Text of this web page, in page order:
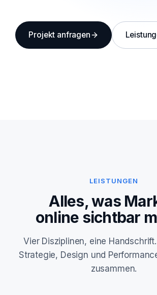
Projekt anfragen
LEISTUNGEN
Alles, was
online sichtbar
Vier Disziplinen, eine
Strategie, Design und
zusammen.